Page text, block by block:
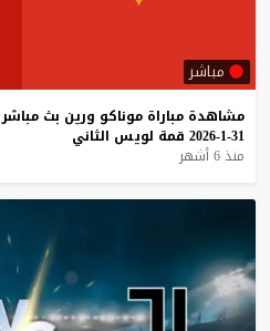
مباشر
مشاهدة مباراة موناكو ورين بث مباشر
31-1-2026
قمة لويس الثاني
منذ 6 أشهر